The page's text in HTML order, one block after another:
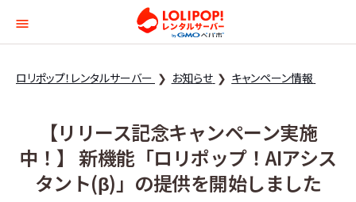
ロリポップ！レンタル
ロリポップ！レンタルサーバー お知らせ キャンペーン情報
【リリース記念キャンペーン実施
中！】 新機能「ロリポップ！AIアシス
タント(β)」の提供を開始しました